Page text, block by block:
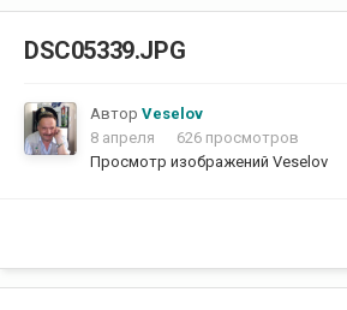
DSC05339.JPG
Автор Veselov
8 апреля
626 просмотров
Просмотр изображений Veselov